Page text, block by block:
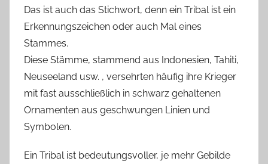
Das ist auch das Stichwort, denn ein Tribal ist ein
Erkennungszeichen oder auch Mal eines
Stammes.
Diese Stämme, stammend aus Indonesien, Tahiti,
Neuseeland usw. , versehrten häufig ihre Krieger
mit fast ausschließlich in schwarz gehaltenen
Ornamenten aus geschwungen Linien und
Symbolen.
Ein Tribal ist bedeutungsvoller, je mehr Gebilde